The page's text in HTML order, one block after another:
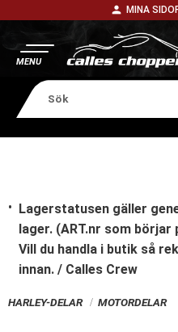
person MINA
Lagerstatusen gäller
lager. (ART.nr som börjar
Vill du handla i butik så
innan. / Calles Crew
HARLEY-DELAR MOTORDELAR